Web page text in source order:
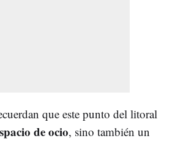
que este punto del litoral
de ocio, sino también un